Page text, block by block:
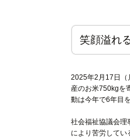
笑顔溢れ
2025年2月17日（
産のお米750kgを
動は今年で6年目
社会福祉協議会理
により苦労してい